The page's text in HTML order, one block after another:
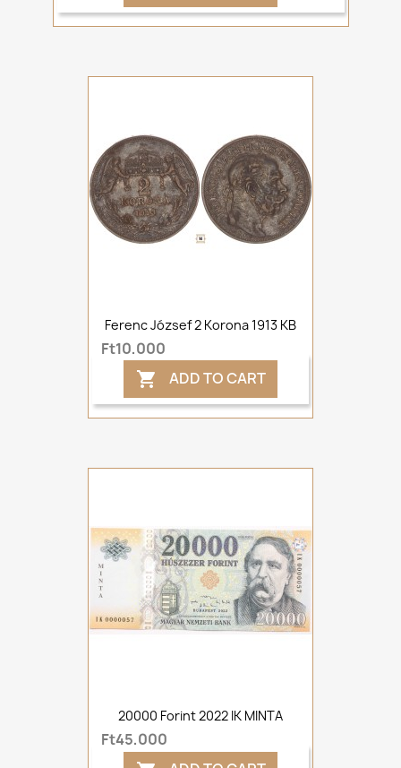
Ferenc József 2 Korona 1913 KB
Ft10,000
 ADD TO CART
20000 Forint 2022 IK MINTA
Ft45,000